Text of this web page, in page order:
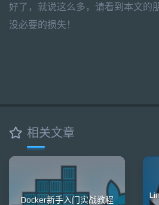
好了，就说这么多，请看到本文的
没必要的损失！
相关文章
Docker新手入门实战教程